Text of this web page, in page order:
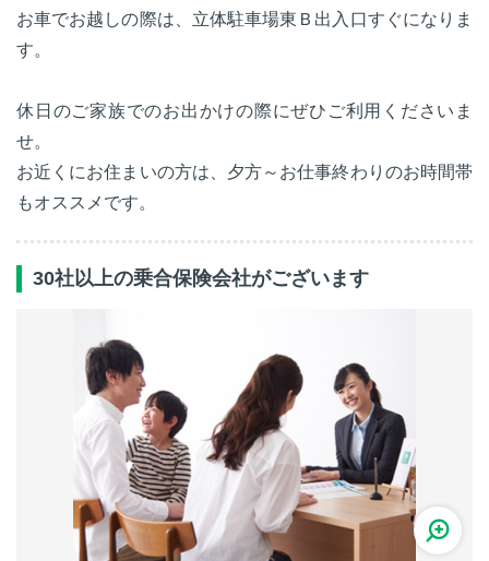
お車でお越しの際は、立体駐車場東Ｂ出入口すぐになりま
す。
休日のご家族でのお出かけの際にぜひご利用くださいま
せ。
お近くにお住まいの方は、夕方～お仕事終わりのお時間帯
もオススメです。
30社以上の乗合保険会社がございます